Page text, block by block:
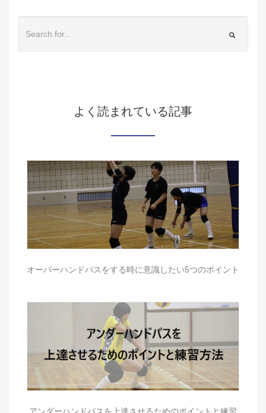
よく読まれている記事
オーバーハンドパスをする時に意識したい5つのポイント
アンダーハンドパスを上達させるためのポイントと練習